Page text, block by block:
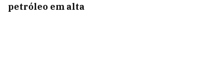
petróleo em alta